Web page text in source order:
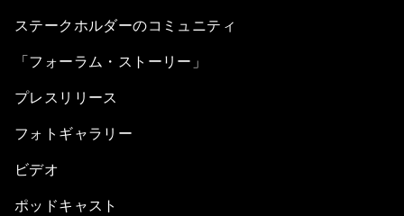
ステークホルダーのコミュニティ
「フォーラム・ストーリー」
プレスリリース
フォトギャラリー
ビデオ
ポッドキャスト